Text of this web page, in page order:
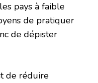
pays à faible
de pratiquer
de dépister
de réduire